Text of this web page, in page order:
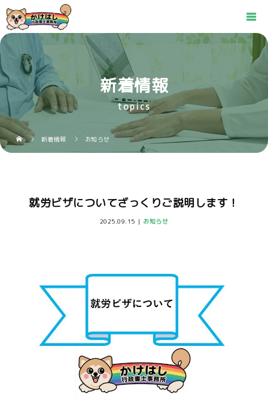
新着情報
topics
新着情報 お知らせ
就労ビザについてざっくりご説明します！
2025.09.15 お知らせ